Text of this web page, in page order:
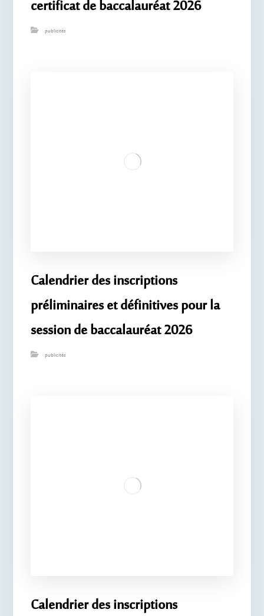
certificat de baccalauréat 2026
publicités
Calendrier des inscriptions
préliminaires et définitives pour la
session de baccalauréat 2026
publicités
Calendrier des inscriptions